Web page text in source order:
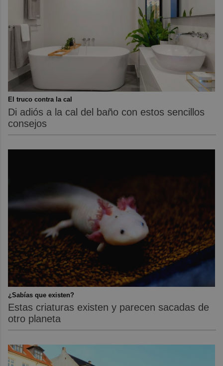
El truco contra la cal
Di adiós a la cal del baño con estos sencillos
consejos
¿Sabías que existen?
Estas criaturas existen y parecen sacadas de
otro planeta